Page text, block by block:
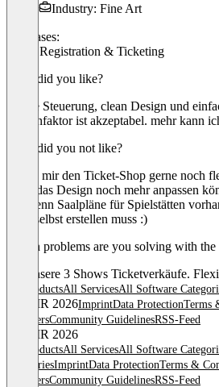
Industry: Fine Art
Use cases:
Event Registration & Ticketing
What did you like?
simple Steuerung, clean Design und
Kostenfaktor ist akzeptabel. mehr kann
What did you not like?
würde mir den Ticket-Shop gerne noch
- und das Design noch mehr anpassen
toll wenn Saalpläne für Spielstätten
nicht selbst erstellen muss :)
Which problems are you solving with
Für unsere 3 Shows Ticketverkäufe.
All productsAll ServicesAll Software
© OMR 2026ImprintData ProtectionTerms
providersCommunity GuidelinesRSS-Feed
© OMR 2026
All productsAll ServicesAll Software
CategoriesImprintData ProtectionTerms &
providersCommunity GuidelinesRSS-Feed